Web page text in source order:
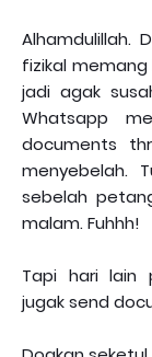
Alhamdulillah.
fizikal
jadi agak
Whatsapp
documents
menyebelah.
sebelah
malam. Fuhhh!
Tapi hari lain
jugak send